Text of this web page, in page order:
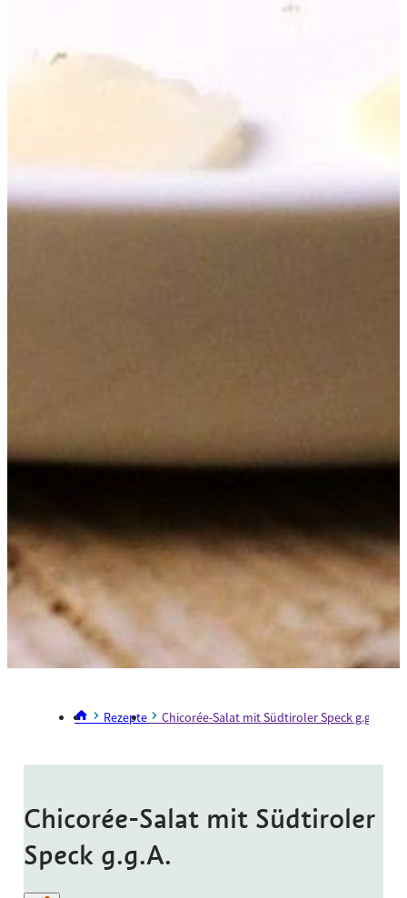
Rezepte Chicorée-Salat mit Südtiroler Speck g.g.A.
Chicorée-Salat mit Südtiroler
Speck g.g.A.